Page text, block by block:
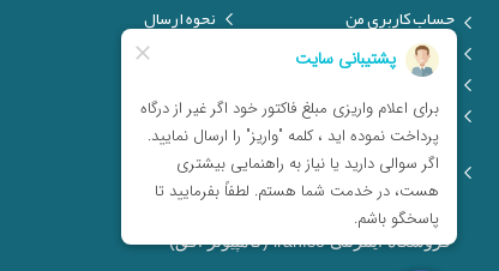
حساب کاربری من
ارسال فایل
درخواست کالا
فرم انتقادات و پیشنهادات
مشتریان
مراکز خدمات پس از فروش
نحوه ارسال
نحوه پرداخت
فروش ویژه
فروشگاه اینترنتی iranfso (کامپیوتر افق)